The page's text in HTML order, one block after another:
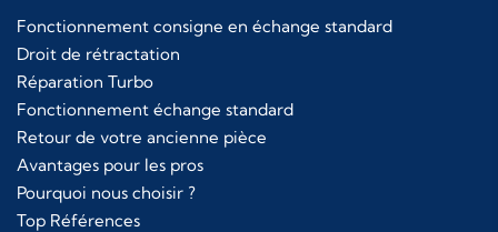
Fonctionnement consigne en échange standard
Droit de rétractation
Réparation Turbo
Fonctionnement échange standard
Retour de votre ancienne pièce
Avantages pour les pros
Pourquoi nous choisir ?
Top Références